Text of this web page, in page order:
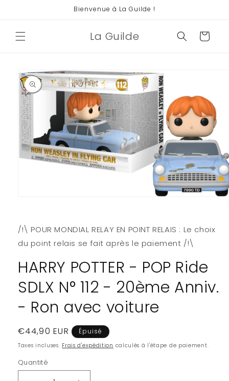
contenu
Bienvenue à La Guilde !
La Guilde Panier
Passer aux
informations
produits
dans
fenêtre
/!\ POUR MONDIAL RELAY EN POINT RELAIS : Le choix
du point relais se fait après le paiement /!\
HARRY POTTER - POP Ride
SDLX N° 112 - 20ème Anniv.
- Ron avec voiture
Prix
habituel
€44,90 EUR Épuisé
Taxes incluses. Frais d'expédition calculés à l'étape de paiement.
Quantité
Quantité